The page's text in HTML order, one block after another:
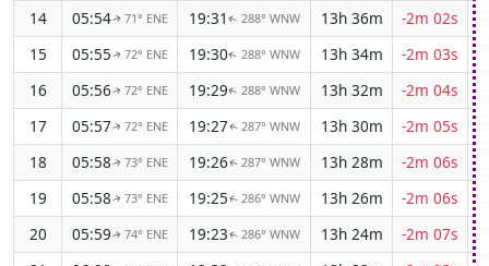
14
05:54↑ 71° ENE 19:31 ↑ 288° WNW 13h 36m
-2m 02s
15
05:55↑ 72° ENE 19:30↑ 288° WNW 13h 34m
-2m 03s
16
05:56↑ 72° ENE 19:29↑ 288° WNW 13h 32m
-2m 04s
17
05:57↑ 72° ENE 19:27↑ 287° WNW 13h 30m
-2m 05s
18
05:58↑ 73° ENE 19:26↑ 287° WNW 13h 28m
-2m 06s
19
05:58↑ 73° ENE 19:25↑ 286° WNW 13h 26m
-2m 06s
20
05:59↑ 74° ENE 19:23↑ 286° WNW 13h 24m
-2m 07s